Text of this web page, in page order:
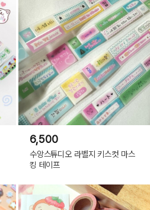
6,500
수앙스튜디오 라벨지 키스컷 마스
킹 테이프